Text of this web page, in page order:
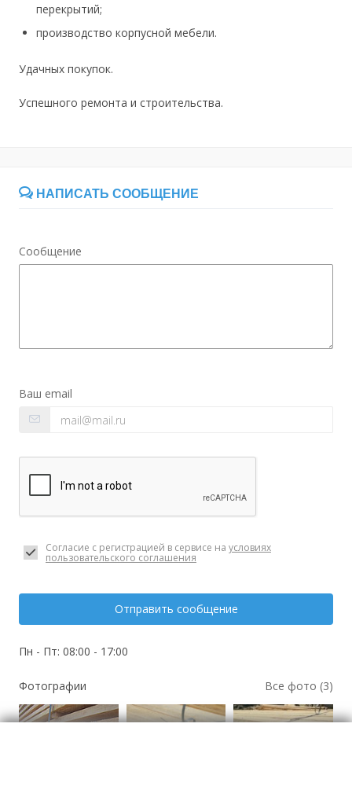
перекрытий;
производство корпусной мебели.
Удачных покупок.
Успешного ремонта и строительства.
НАПИСАТЬ СООБЩЕНИЕ
Сообщение
Ваш email
Согласие с регистрацией в сервисе на условиях
пользовательского соглашения
Отправить сообщение
Пн - Пт: 08:00 - 17:00
Фотографии Все фото (3)